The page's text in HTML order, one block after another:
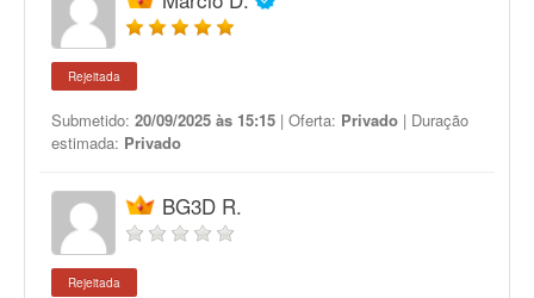
Rejeitada
Submetido: 20/09/2025 às 15:15 | Oferta: Privado | Duração
estimada: Privado
BG3D R.
Rejeitada